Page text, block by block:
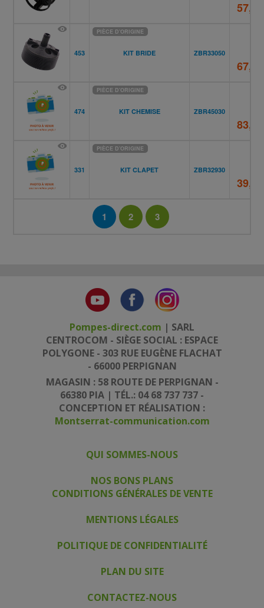
57,60
453 KIT BRIDE
PIÈCE D'ORIGINE
ZBR33050
67,60
474 KIT CHEMISE
PIÈCE D'ORIGINE
ZBR45030
83,85
331 KIT CLAPET
PIÈCE D'ORIGINE
ZBR32930
39,78
1 2 3
Pompes-direct.com | SARL
CENTROCOM - SIÈGE SOCIAL : ESPACE
POLYGONE - 303 RUE EUGÈNE FLACHAT
- 66000 PERPIGNAN
MAGASIN : 58 ROUTE DE PERPIGNAN -
66380 PIA | TÉL.: 04 68 737 737 -
CONCEPTION ET RÉALISATION :
Montserrat-communication.com
QUI SOMMES-NOUS
NOS BONS PLANS
CONDITIONS GÉNÉRALES DE VENTE
MENTIONS LÉGALES
POLITIQUE DE CONFIDENTIALITÉ
PLAN DU SITE
CONTACTEZ-NOUS